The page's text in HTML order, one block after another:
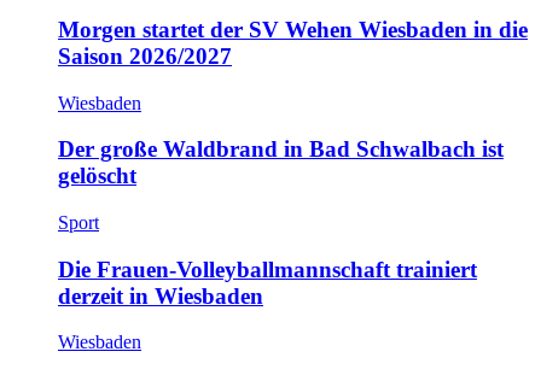
Morgen startet der SV Wehen Wiesbaden in die
Saison 2026/2027
Wiesbaden
Der große Waldbrand in Bad Schwalbach ist
gelöscht
Sport
Die Frauen-Volleyballmannschaft trainiert
derzeit in Wiesbaden
Wiesbaden